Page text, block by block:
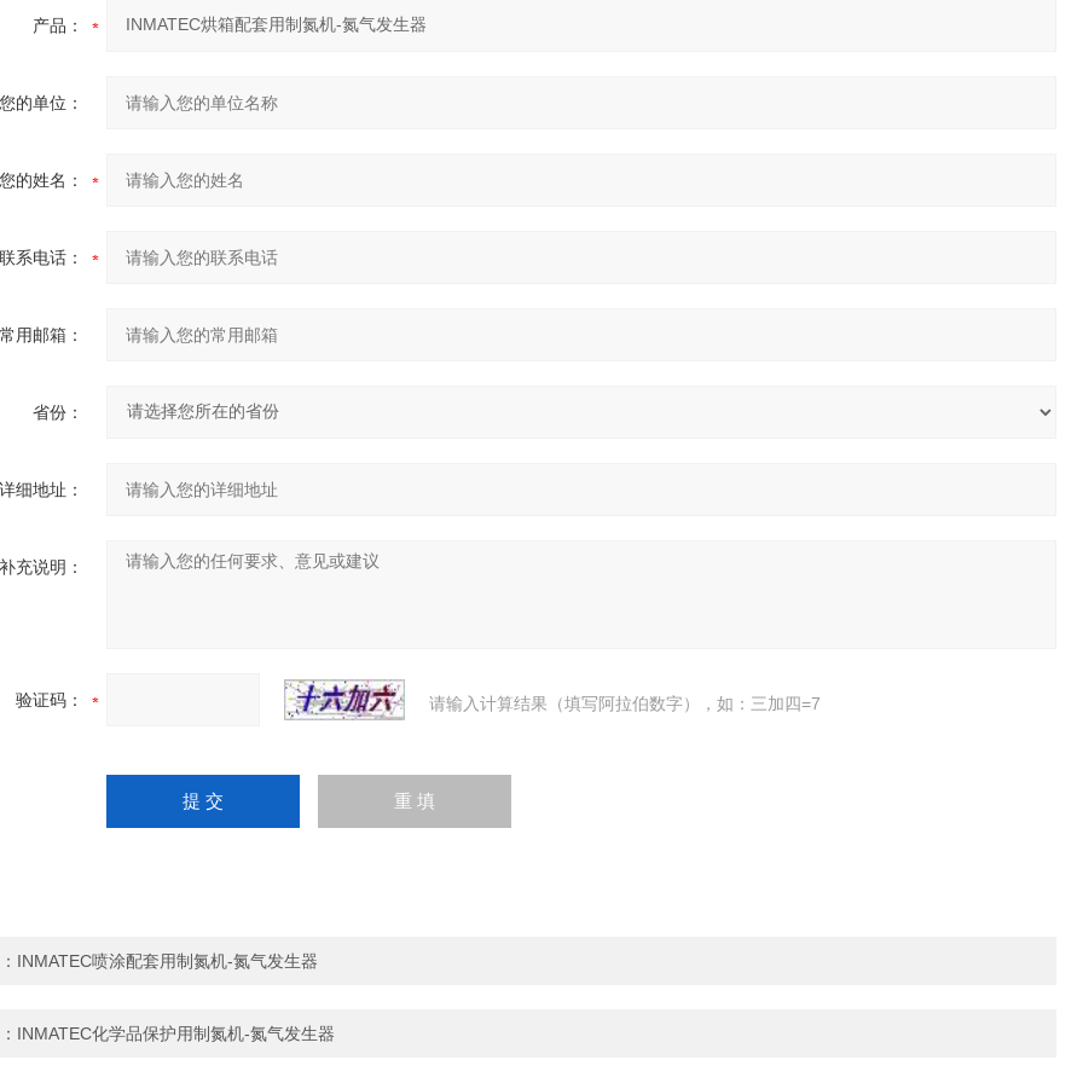
产品：
您的单位：
您的姓名：
联系电话：
常用邮箱：
省份：
详细地址：
补充说明：
验证码： 请输入计算结果（填写阿拉伯数字），如：三加四=7
INMATEC喷涂配套用制氮机-氮气发生器
INMATEC化学品保护用制氮机-氮气发生器